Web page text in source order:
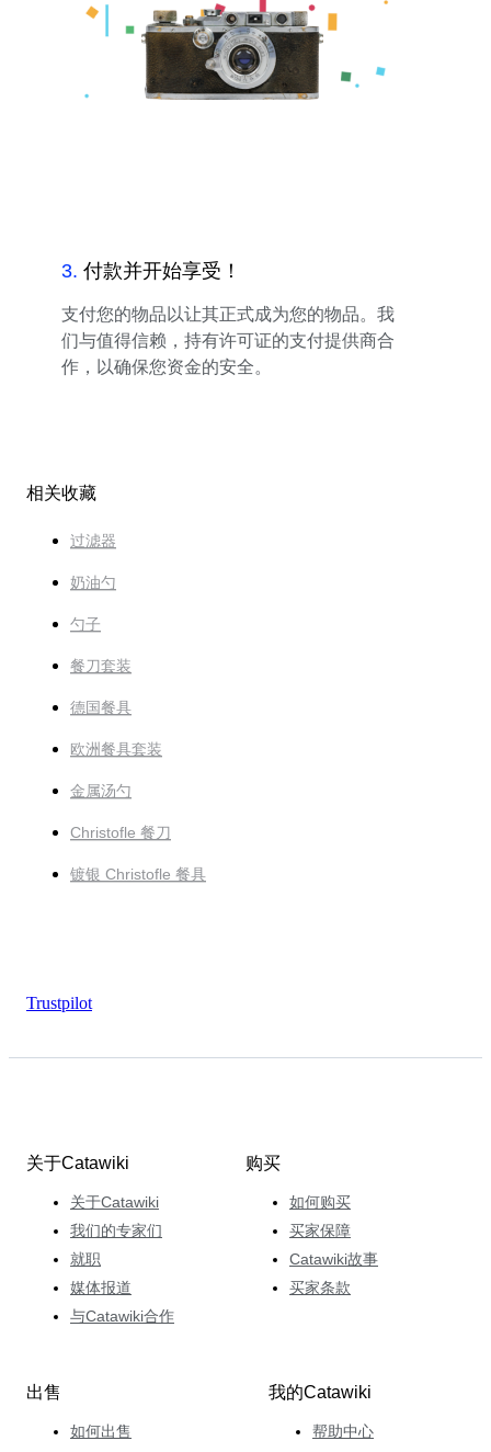
3. 付款并开始享受！
支付您的物品以让其正式成为您的物品。我
们与值得信赖，持有许可证的支付提供商合
作，以确保您资金的安全。
相关收藏
过滤器
奶油勺
勺子
餐刀套装
德国餐具
欧洲餐具套装
金属汤勺
Christofle 餐刀
镀银 Christofle 餐具
Trustpilot
关于Catawiki
关于Catawiki
我们的专家们
就职
媒体报道
与Catawiki合作
购买
如何购买
买家保障
Catawiki故事
买家条款
出售
如何出售
我的Catawiki
帮助中心